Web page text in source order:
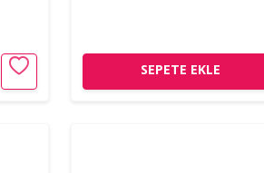
SEPETE EKLE